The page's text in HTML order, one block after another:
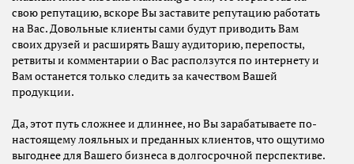
свою репутацию, вскоре Вы заставите репутацию работать
на Вас. Довольные клиенты сами будут приводить Вам
своих друзей и расширять Вашу аудиторию, перепосты,
ретвиты и комментарии о Вас расползутся по интернету и
Вам останется только следить за качеством Вашей
продукции.
Да, этот путь сложнее и длиннее, но Вы зарабатываете по-
настоящему лояльных и преданных клиентов, что ощутимо
выгоднее для Вашего бизнеса в долгосрочной перспективе.